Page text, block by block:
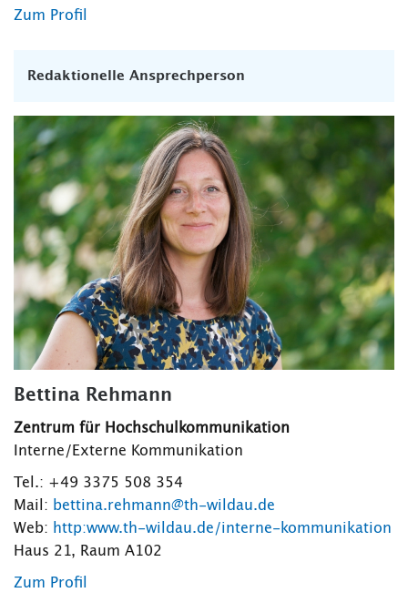
Zum Profil
Redaktionelle Ansprechperson
Bettina Rehmann
Zentrum für Hochschulkommunikation
Interne/Externe Kommunikation
Tel.: +49 3375 508 354
Mail: bettina.rehmann@th-wildau.de
Web: http:www.th-wildau.de/interne-kommunikation
Haus 21, Raum A102
Zum Profil